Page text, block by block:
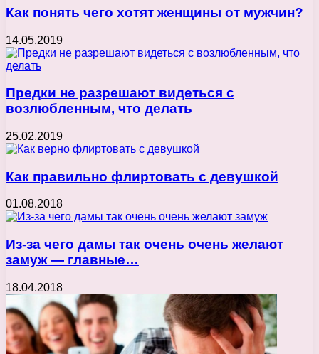
Как понять чего хотят женщины от мужчин?
14.05.2019
Предки не разрешают видеться с
возлюбленным, что делать
25.02.2019
Как правильно флиртовать с девушкой
01.08.2018
Из-за чего дамы так очень очень желают
замуж — главные…
18.04.2018